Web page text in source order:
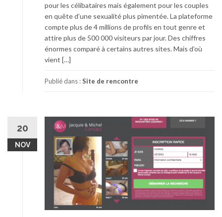
pour les célibataires mais également pour les couples
en quête d’une sexualité plus pimentée. La plateforme
compte plus de 4 millions de profils en tout genre et
attire plus de 500 000 visiteurs par jour. Des chiffres
énormes comparé à certains autres sites. Mais d’où
vient […]
Publié dans :Site de rencontre
20
NOV